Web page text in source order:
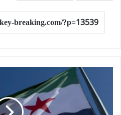
المعارضة
السورية
ومهمة